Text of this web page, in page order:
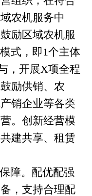
农机服务中
励区域农机服
式，即1个主体
，开展X项全程
励供销、农
销企业等各类
。创新经营模
建共享、租赁
障。 配优配强
，支持合理配